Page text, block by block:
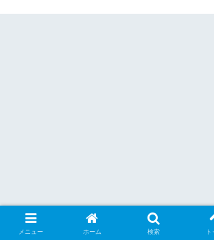
メニュー ホーム 検索